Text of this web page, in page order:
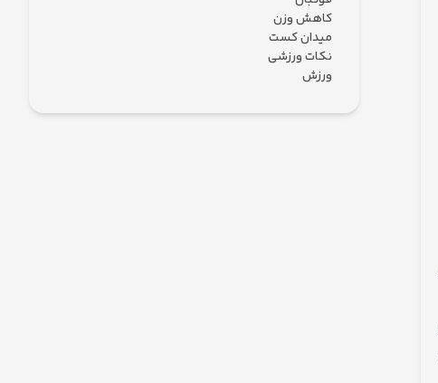
کاهش وزن
میدان کست
نکات ورزشی
ورزش